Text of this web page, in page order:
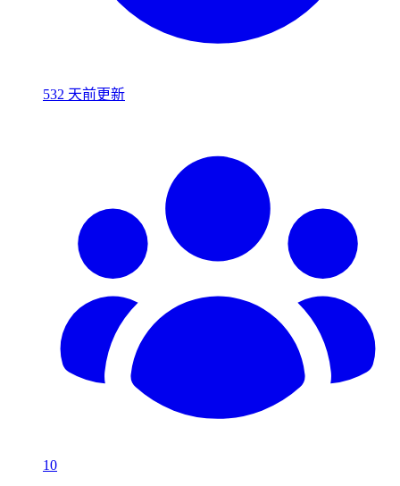
532 天前更新
10